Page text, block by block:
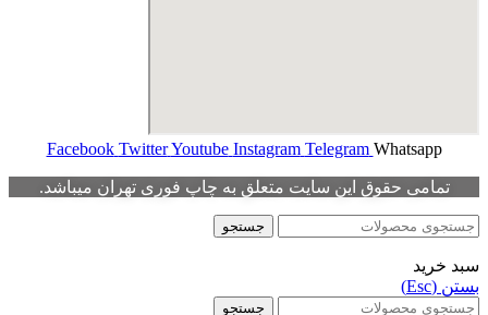
Facebook Twitter Youtube Instagram Telegram Whatsapp
تمامی حقوق این سایت متعلق به چاپ فوری تهران میباشد.
جستجو
سبد خرید
بستن (Esc)
جستجو